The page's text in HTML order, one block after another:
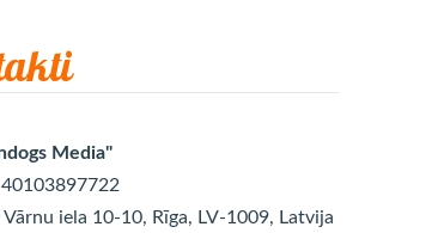
Media"
40103897722
Vārnu iela 10-10, Rīga, LV-1009, Latvija